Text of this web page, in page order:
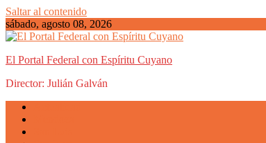
Saltar al contenido
sábado, agosto 08, 2026
El Portal Federal con Espíritu Cuyano
Director: Julián Galván